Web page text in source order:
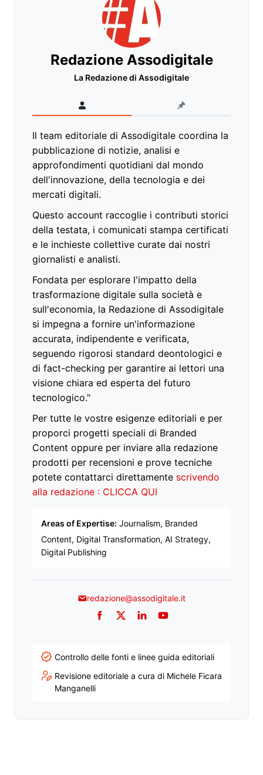
Redazione Assodigitale
La Redazione di Assodigitale
Il team editoriale di Assodigitale coordina la
pubblicazione di notizie, analisi e
approfondimenti quotidiani dal mondo
dell'innovazione, della tecnologia e dei
mercati digitali.
Questo account raccoglie i contributi storici
della testata, i comunicati stampa certificati
e le inchieste collettive curate dai nostri
giornalisti e analisti.
Fondata per esplorare l'impatto della
trasformazione digitale sulla società e
sull'economia, la Redazione di Assodigitale
si impegna a fornire un'informazione
accurata, indipendente e verificata,
seguendo rigorosi standard deontologici e
di fact-checking per garantire ai lettori una
visione chiara ed esperta del futuro
tecnologico."
Per tutte le vostre esigenze editoriali e per
proporci progetti speciali di Branded
Content oppure per inviare alla redazione
prodotti per recensioni e prove tecniche
potete contattarci direttamente scrivendo
alla redazione : CLICCA QUI
Areas of Expertise: Journalism, Branded
Content, Digital Transformation, AI Strategy,
Digital Publishing
redazione@assodigitale.it
Facebook
TwitterLinkedInYouTube
Controllo delle fonti e linee guida editoriali
Revisione editoriale a cura di Michele Ficara
Manganelli